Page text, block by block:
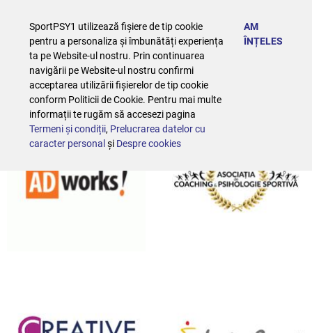
Parteneri
SportPSY1 utilizează fișiere de tip cookie
pentru a personaliza și îmbunătăți experiența
ta pe Website-ul nostru. Prin continuarea
navigării pe Website-ul nostru confirmi
acceptarea utilizării fișierelor de tip cookie
conform Politicii de Cookie. Pentru mai multe
informații te rugăm să accesezi pagina
Termeni și condiții, Prelucrarea datelor cu
caracter personal și Despre cookies
AM
ÎNȚELES